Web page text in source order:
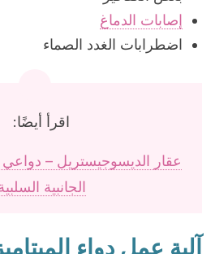
إصابات الدماغ
اضطرابات الغدد الصماء
اقرأ أيضًا:
عقار الديسوجيستريل – دواعي
الجانبية
آلية عمل دواء